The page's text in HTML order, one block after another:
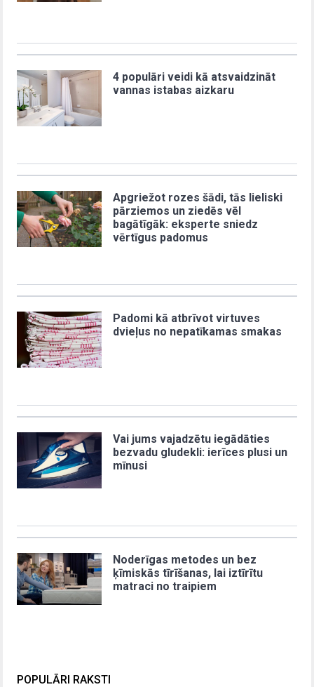
4 populāri veidi kā atsvaidzināt
vannas istabas aizkaru
Apgriežot rozes šādi, tās lieliski
pārziemos un ziedēs vēl
bagātīgāk: eksperte sniedz
vērtīgus padomus
Padomi kā atbrīvot virtuves
dvieļus no nepatīkamas smakas
Vai jums vajadzētu iegādāties
bezvadu gludekli: ierīces plusi un
mīnusi
Noderīgas metodes un bez
ķīmiskās tīrīšanas, lai iztīrītu
matraci no traipiem
POPULĀRI RAKSTI